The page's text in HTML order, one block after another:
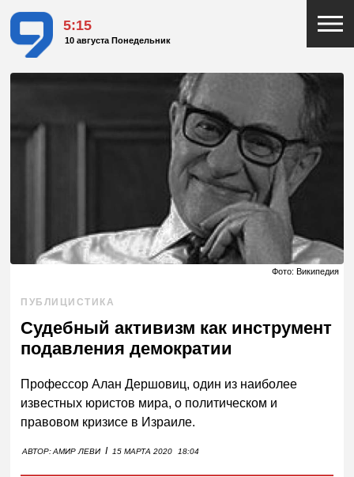
5:15
10 августа Понедельник
Фото: Википедия
ПУБЛИЦИСТИКА
Судебный активизм как инструмент
подавления демократии
Профессор Алан Дершовиц, один из наиболее
известных юристов мира, о политическом и
правовом кризисе в Израиле.
АВТОР:АМИР ЛЕВИ I 15 МАРТА 2020 18:04